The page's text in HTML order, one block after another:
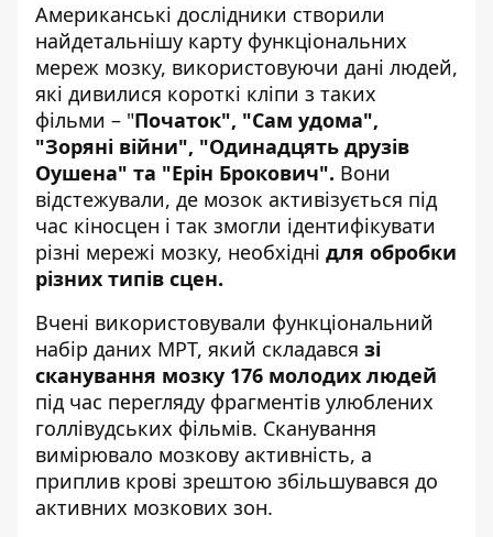
Американські дослідники створили
найдетальнішу карту функціональних
мереж мозку, використовуючи дані людей,
які дивилися короткі кліпи з таких
фільми – "Початок", "Сам удома",
"Зоряні війни", "Одинадцять друзів
Оушена" та "Ерін Брокович". Вони
відстежували, де мозок активізується під
час кіносцен і так змогли ідентифікувати
різні мережі мозку, необхідні для обробки
різних типів сцен.
Вчені використовували функціональний
набір даних МРТ, який складався зі
сканування мозку 176 молодих людей
під час перегляду фрагментів улюблених
голлівудських фільмів. Сканування
вимірювало мозкову активність, а
приплив крові зрештою збільшувався до
активних мозкових зон.